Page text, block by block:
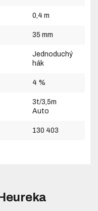
0,4 m
35 mm
Jednoduchý
hák
4 %
3t/3,5m
Auto
130 403